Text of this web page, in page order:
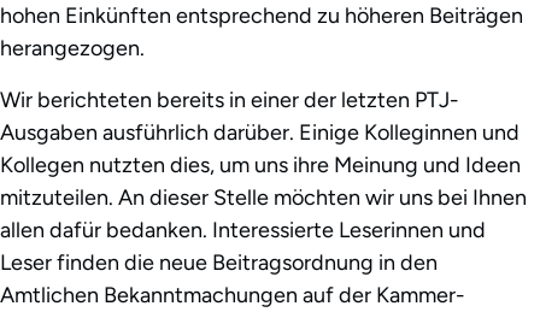
hohen Einkünften entsprechend zu höheren Beiträgen
herangezogen.
Wir berichteten bereits in einer der letzten PTJ-
Ausgaben ausführlich darüber. Einige Kolleginnen und
Kollegen nutzten dies, um uns ihre Meinung und Ideen
mitzuteilen. An dieser Stelle möchten wir uns bei Ihnen
allen dafür bedanken. Interessierte Leserinnen und
Leser finden die neue Beitragsordnung in den
Amtlichen Bekanntmachungen auf der Kammer-